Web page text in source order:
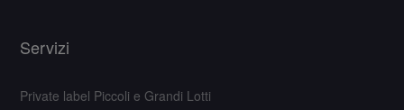
Servizi
Private label Piccoli e Grandi Lotti